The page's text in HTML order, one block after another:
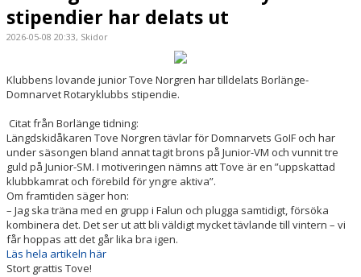
stipendier har delats ut
2026-05-08 20:33, Skidor
Klubbens lovande junior Tove Norgren har tilldelats Borlänge-
Domnarvet Rotaryklubbs stipendie.
Citat från Borlänge tidning:
Längdskidåkaren Tove Norgren tävlar för Domnarvets GoIF och har
under säsongen bland annat tagit brons på Junior-VM och vunnit tre
guld på Junior-SM. I motiveringen nämns att Tove är en ”uppskattad
klubbkamrat och förebild för yngre aktiva”.
Om framtiden säger hon:
– Jag ska träna med en grupp i Falun och plugga samtidigt, försöka
kombinera det. Det ser ut att bli väldigt mycket tävlande till vintern – vi
får hoppas att det går lika bra igen.
Läs hela artikeln här
Stort grattis Tove!